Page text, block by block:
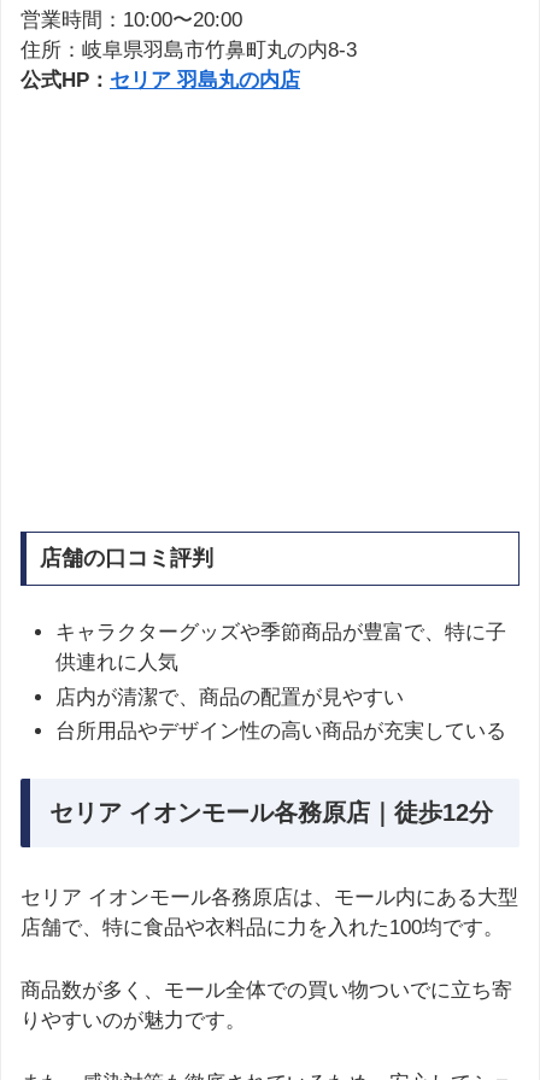
営業時間：10:00〜20:00
住所：岐阜県羽島市竹鼻町丸の内8-3
公式HP： セリア 羽島丸の内店
店舗の口コミ評判
キャラクターグッズや季節商品が豊富で、特に子
供連れに人気
店内が清潔で、商品の配置が見やすい
台所用品やデザイン性の高い商品が充実している
セリア イオンモール各務原店｜徒歩12分
セリア イオンモール各務原店は、モール内にある大型
店舗で、特に食品や衣料品に力を入れた100均です。
商品数が多く、モール全体での買い物ついでに立ち寄
りやすいのが魅力です。